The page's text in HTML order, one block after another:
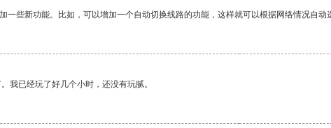
一些新功能。比如，可以增加一个自动切换线路的功能，这样就可以根据网络情况自动
我已经玩了好几个小时，还没有玩腻。